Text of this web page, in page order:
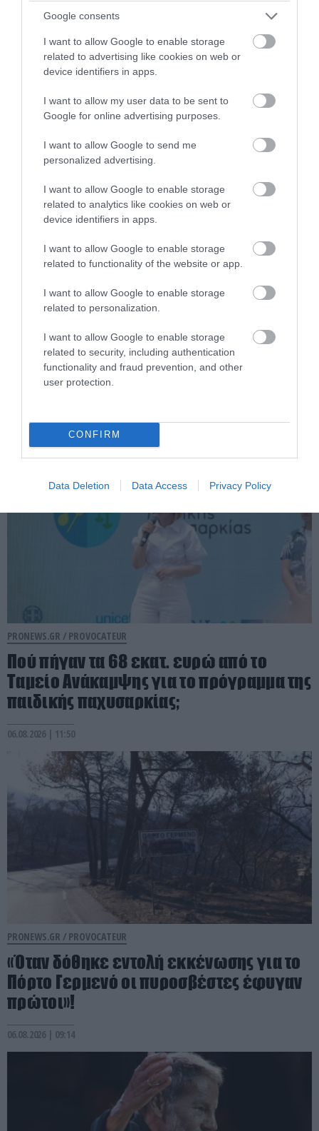
Google consents
I want to allow Google to enable storage
related to advertising like cookies on web or
device identifiers in apps.
I want to allow my user data to be sent to
Google for online advertising purposes.
I want to allow Google to send me
personalized advertising.
I want to allow Google to enable storage
related to analytics like cookies on web or
device identifiers in apps.
I want to allow Google to enable storage
related to functionality of the website or app.
I want to allow Google to enable storage
related to personalization.
I want to allow Google to enable storage
related to security, including authentication
functionality and fraud prevention, and other
user protection.
CONFIRM
Data Deletion Data Access Privacy Policy
PRONEWS.GR / PROVOCATEUR
Ά.Γεωργιάδης και Κ.Κυρανάκης καλούν
τον Ν.Τραμπ να στηρίξει την επιστροφή
των Γλυπτών του Παρθενώνα
PRONEWS.GR /PROVOCATEUR
Δωδεκάνησα: «Λουκέτο» σε 11 σχολεία
λόγω υπογεννητικότητας – Μειώνονται
06.08.2026 | 13:24
PRONEWS.GR / PROVOCATEUR
Πού πήγαν τα 68 εκατ. ευρώ από το
Ταμείο Ανάκαμψης για το πρόγραμμα της
παιδικής παχυσαρκίας;
06.08.2026 | 11:50
PRONEWS.GR / PROVOCATEUR
«Όταν δόθηκε εντολή εκκένωσης για το
Πόρτο Γερμενό οι πυροσβέστες έφυγαν
πρώτοι»!
06.08.2026 | 09:14